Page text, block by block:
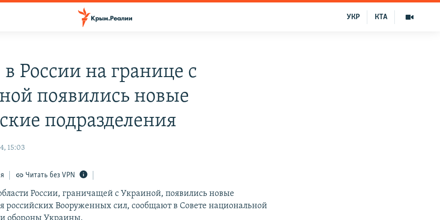
КТА
УКР
России на границе с
появились новые
подразделения
15:03
Читать без VPN
России, граничащей с Украиной, появились новые
российских Вооруженных сил, сообщают в Совете национальной